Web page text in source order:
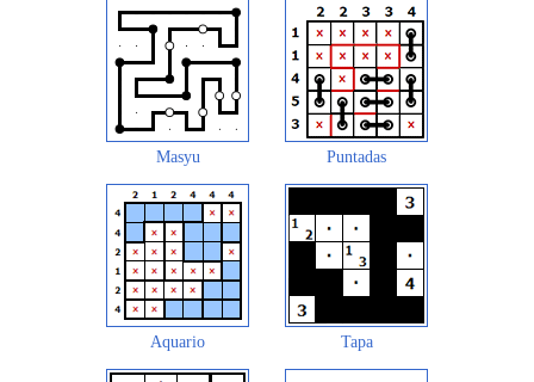
Masyu Puntadas
Aquario Tapa